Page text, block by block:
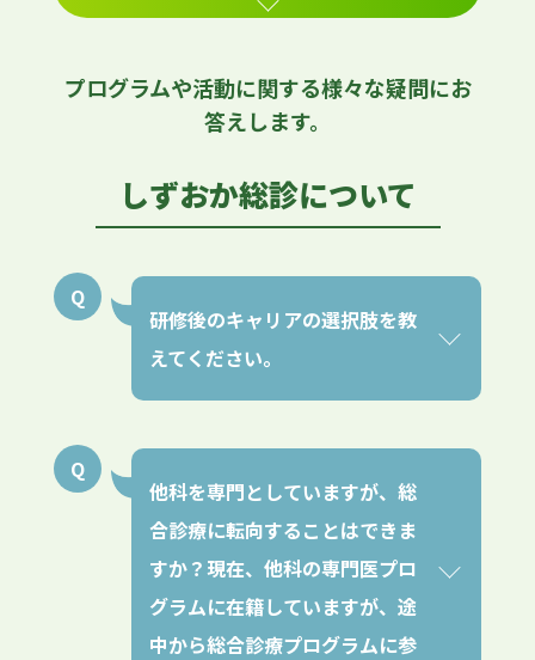
プログラムや活動に関する様々な疑問にお
答えします。
しずおか総診について
研修後のキャリアの選択肢を教
えてください。
他科を専門としていますが、総
合診療に転向することはできま
すか？現在、他科の専門医プロ
グラムに在籍していますが、途
中から総合診療プログラムに参